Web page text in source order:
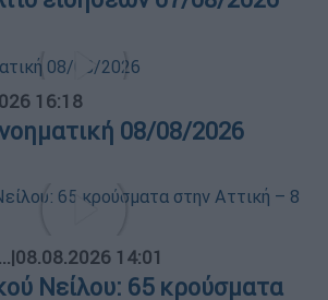
16:18
08/08/2026
|08.08.2026 14:01
Νείλου: 65 κρούσματα